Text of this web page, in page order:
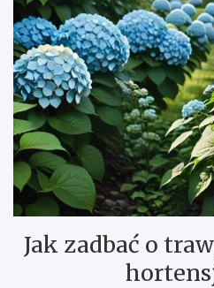
Jak zadbać o